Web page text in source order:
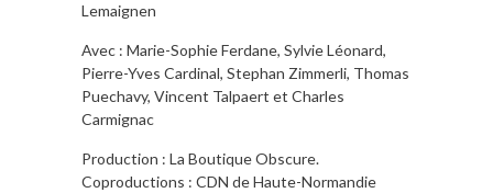
Lemaignen
Avec : Marie-Sophie Ferdane, Sylvie Léonard,
Pierre-Yves Cardinal, Stephan Zimmerli, Thomas
Puechavy, Vincent Talpaert et Charles
Carmignac
Production : La Boutique Obscure.
Coproductions : CDN de Haute-Normandie